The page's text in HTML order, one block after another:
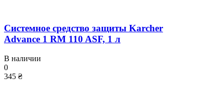
Системное средство защиты Karcher
Advance 1 RM 110 ASF, 1 л
В наличии
0
345 ₴